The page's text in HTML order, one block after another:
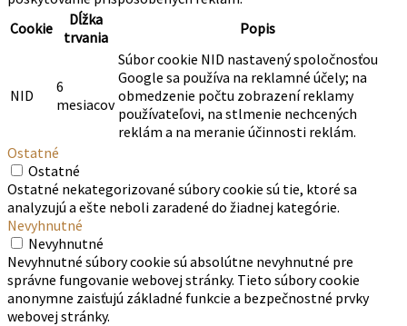
Cookie
Dĺžka
trvania
Popis
NID
6
mesiacov
Súbor cookie NID nastavený spoločnosťou
Google sa používa na reklamné účely; na
obmedzenie počtu zobrazení reklamy
používateľovi, na stlmenie nechcených
reklám a na meranie účinnosti reklám.
Ostatné
Ostatné
Ostatné nekategorizované súbory cookie sú tie, ktoré sa
analyzujú a ešte neboli zaradené do žiadnej kategórie.
Nevyhnutné
Nevyhnutné
Nevyhnutné súbory cookie sú absolútne nevyhnutné pre
správne fungovanie webovej stránky. Tieto súbory cookie
anonymne zaisťujú základné funkcie a bezpečnostné prvky
webovej stránky.